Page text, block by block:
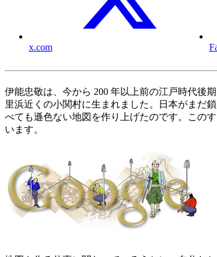
x.com
伊能忠敬は、今から 200 年以上前の江戸時代後
里浜近くの小関村に生まれました。日本がまだ
べても遜色ない地図を作り上げたのです。この
います。